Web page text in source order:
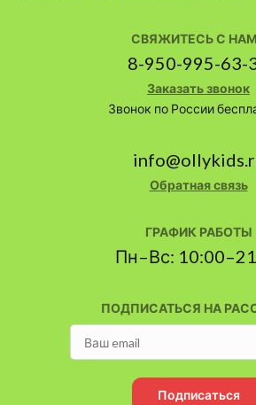
ПОДПИСАТЬСЯ НА
Подписаться
СВЯЖИТЕСЬ С
8-950-995-63-
Заказать звонок
Звонок по России
Обратная связь
ГРАФИК РАБОТЫ
Пн–Вс: